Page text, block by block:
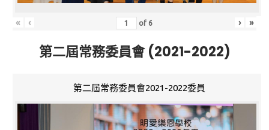
« ‹ of 6 › »
第二屆常務委員會 (2021-2022)
第二屆常務委員會2021-2022委員